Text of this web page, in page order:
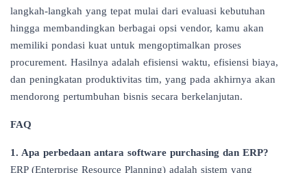
langkah-langkah yang tepat mulai dari evaluasi kebutuhan
hingga membandingkan berbagai opsi vendor, kamu akan
memiliki pondasi kuat untuk mengoptimalkan proses
procurement. Hasilnya adalah efisiensi waktu, efisiensi biaya,
dan peningkatan produktivitas tim, yang pada akhirnya akan
mendorong pertumbuhan bisnis secara berkelanjutan.
FAQ
1. Apa perbedaan antara software purchasing dan ERP?
ERP (Enterprise Resource Planning) adalah sistem yang